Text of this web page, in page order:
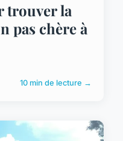
trouver la
pas chère à
10 min de lecture →